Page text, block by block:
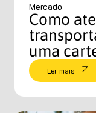
Mercado
Como
uma
Ler mais